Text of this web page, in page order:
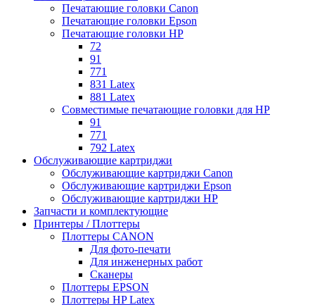
Печатающие головки Canon
Печатающие головки Epson
Печатающие головки HP
72
91
771
831 Latex
881 Latex
Совместимые печатающие головки для HP
91
771
792 Latex
Обслуживающие картриджи
Обслуживающие картриджи Canon
Обслуживающие картриджи Epson
Обслуживающие картриджи HP
Запчасти и комплектующие
Принтеры / Плоттеры
Плоттеры CANON
Для фото-печати
Для инженерных работ
Сканеры
Плоттеры EPSON
Плоттеры HP Latex